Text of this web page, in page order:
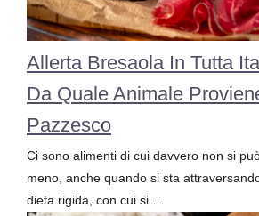
Allerta Bresaola In Tutta
Da Quale Animale
Pazzesco
Ci sono alimenti di cui davvero non si
meno, anche quando si sta
dieta rigida, con cui si …